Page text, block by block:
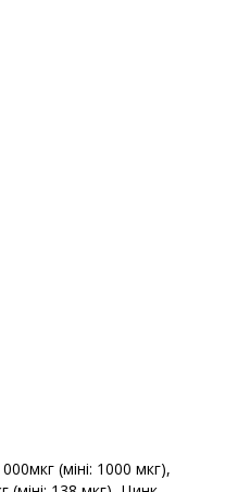
(міні: 1000 мкг),